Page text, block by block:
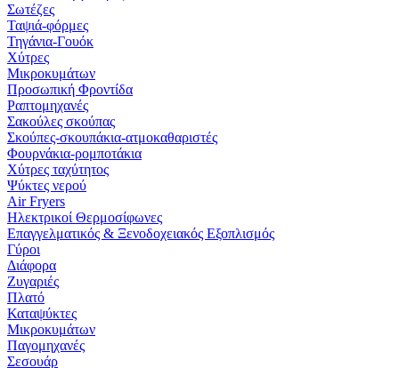
Σωτέζες
Ταψιά-φόρμες
Τηγάνια-Γουόκ
Χύτρες
Μικροκυμάτων
Προσωπική Φροντίδα
Ραπτομηχανές
Σακούλες σκούπας
Σκούπες-σκουπάκια-ατμοκαθαριστές
Φουρνάκια-ρομποτάκια
Χύτρες ταχύτητος
Ψύκτες νερού
Air Fryers
Ηλεκτρικοί Θερμοσίφωνες
Επαγγελματικός & Ξενοδοχειακός Εξοπλισμός
Γύροι
Διάφορα
Ζυγαριές
Πλατό
Καταψύκτες
Μικροκυμάτων
Παγομηχανές
Σεσουάρ